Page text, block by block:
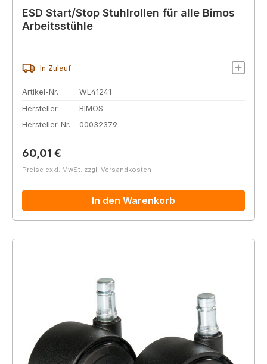
ESD Start/Stop Stuhlrollen für alle Bimos
Arbeitsstühle
In Zulauf
Artikel-Nr.
WL41241
Hersteller
BIMOS
Hersteller-Nr.
00032379
Regulärer Preis:
60,01 €
Preise exkl. MwSt. zzgl. Versandkosten
In den Warenkorb